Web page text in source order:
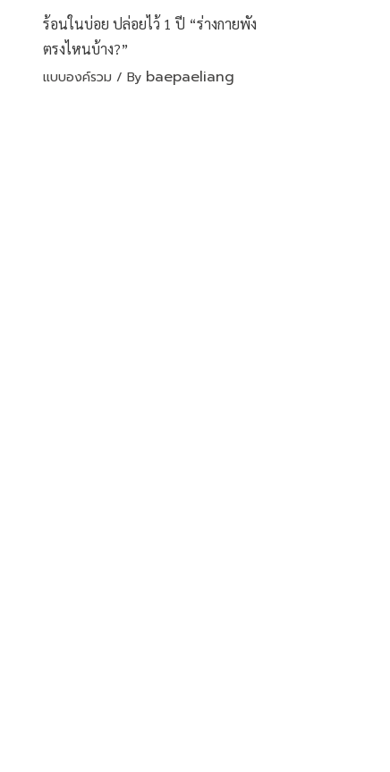
ร้อนในบ่อย ปล่อยไว้ 1 ปี “ร่างกายพัง
ตรงไหนบ้าง?”
แบบองค์รวม / By baepaeliang